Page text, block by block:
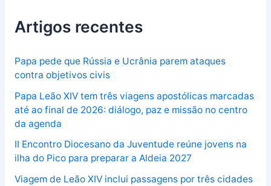
Artigos recentes
Papa pede que Rússia e Ucrânia parem ataques
contra objetivos civis
Papa Leão XIV tem três viagens apostólicas marcadas
até ao final de 2026: diálogo, paz e missão no centro
da agenda
II Encontro Diocesano da Juventude reúne jovens na
ilha do Pico para preparar a Aldeia 2027
Viagem de Leão XIV inclui passagens por três cidades